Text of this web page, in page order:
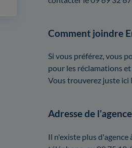
Comment joindre
Si vous préférez, vous
pour les réclamations
Vous trouverez juste ici
Adresse de
Il n'existe plus